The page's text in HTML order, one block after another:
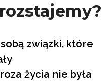
związki, które
życia nie była